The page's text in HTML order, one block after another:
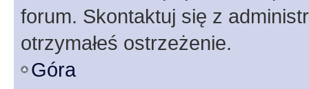
forum. Skontaktuj się z
otrzymałeś ostrzeżenie.
Góra